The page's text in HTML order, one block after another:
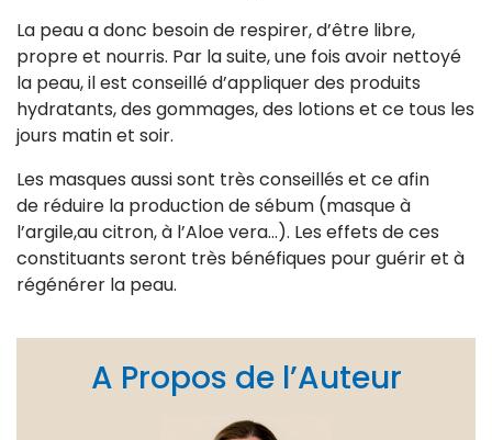
La peau a donc besoin de respirer, d’être libre,
propre et nourris. Par la suite, une fois avoir nettoyé
la peau, il est conseillé d’appliquer des produits
hydratants, des gommages, des lotions et ce tous les
jours matin et soir.
Les masques aussi sont très conseillés et ce afin
de réduire la production de sébum (masque à
l’argile,au citron, à l’Aloe vera…). Les effets de ces
constituants seront très bénéfiques pour guérir et à
régénérer la peau.
A Propos de l’Auteur